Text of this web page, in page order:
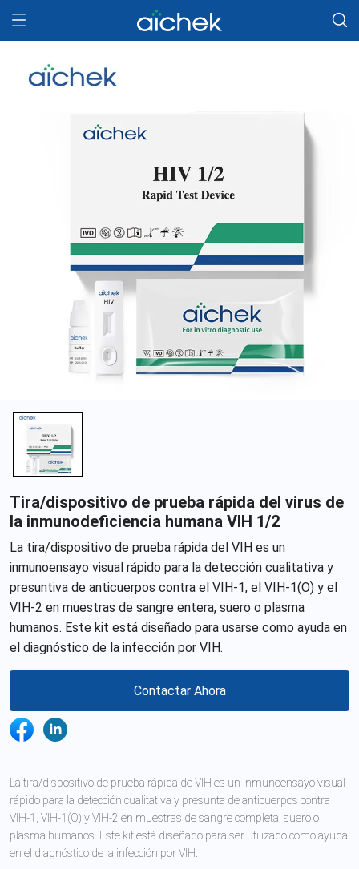
Tira/dispositivo de prueba rápida del virus de
la inmunodeficiencia humana VIH 1/2
La tira/dispositivo de prueba rápida del VIH es un
inmunoensayo visual rápido para la detección cualitativa y
presuntiva de anticuerpos contra el VIH-1, el VIH-1(O) y el
VIH-2 en muestras de sangre entera, suero o plasma
humanos. Este kit está diseñado para usarse como ayuda en
el diagnóstico de la infección por VIH.
Contactar Ahora
La tira/dispositivo de prueba rápida de VIH es un inmunoensayo visual
rápido para la detección cualitativa y presunta de anticuerpos contra
VIH-1, VIH-1(O) y VIH-2 en muestras de sangre completa, suero o
plasma humanos. Este kit está diseñado para ser utilizado como ayuda
en el diagnóstico de la infección por VIH.